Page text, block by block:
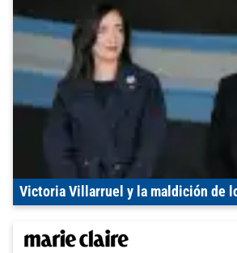
Victoria Villarruel y la maldición de